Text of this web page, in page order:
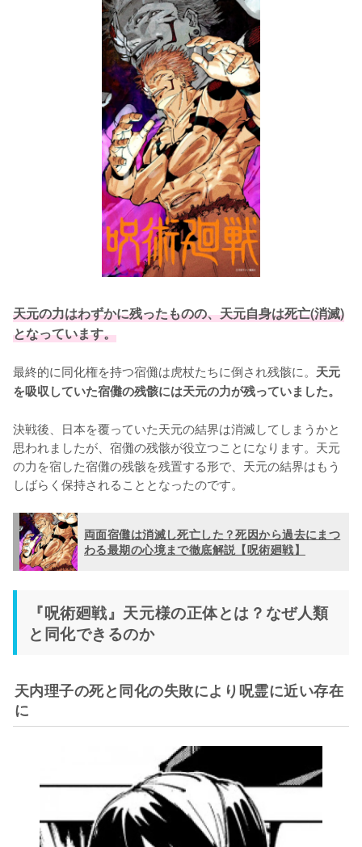
天元の力はわずかに残ったものの、天元自身は死亡(消滅)
となっています。
最終的に同化権を持つ宿儺は虎杖たちに倒され残骸に。 天元
を吸収していた宿儺の残骸には天元の力が残っていました。
決戦後、日本を覆っていた天元の結界は消滅してしまうかと
思われましたが、宿儺の残骸が役立つことになります。天元
の力を宿した宿儺の残骸を残置する形で、天元の結界はもう
しばらく保持されることとなったのです。
両面宿儺は消滅し死亡した？死因から過去にまつ
わる最期の心境まで徹底解説【呪術廻戦】
『呪術廻戦』天元様の正体とは？なぜ人類
と同化できるのか
天内理子の死と同化の失敗により呪霊に近い存在
に